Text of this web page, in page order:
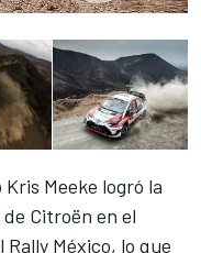
Meeke logró la
Citroën en el
México, lo que